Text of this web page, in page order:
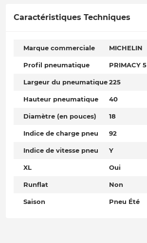
Caractéristiques Techniques
Marque commerciale MICHELIN
Profil pneumatique PRIMACY 5
Largeur du pneumatique225
Hauteur pneumatique 40
Diamètre (en pouces) 18
Indice de charge pneu 92
Indice de vitesse pneu Y
XL Oui
Runflat Non
Saison Pneu Été